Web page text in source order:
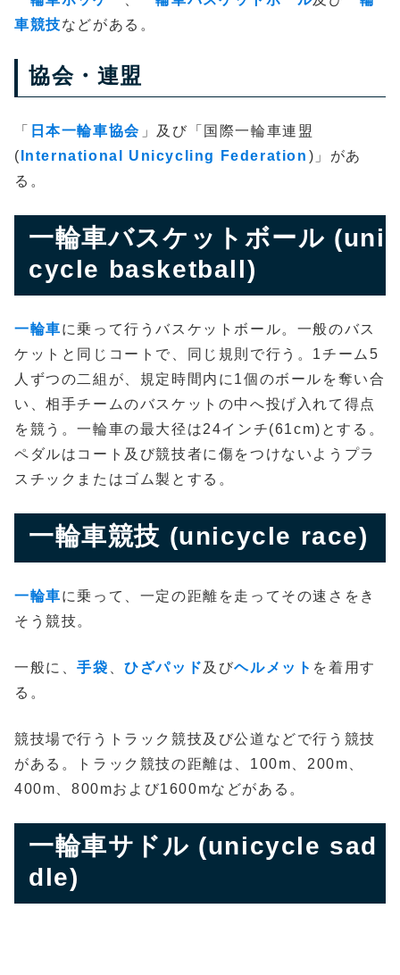
車競技などがある。
協会・連盟
「 日本一輪車協会 」及び「国際一輪車連盟
( International Unicycling Federation )」があ
る。
一輪車バスケットボール (uni
cycle basketball)
一輪車に乗って行うバスケットボール。一般のバス
ケットと同じコートで、同じ規則で行う。1チーム5
人ずつの二組が、規定時間内に1個のボールを奪い合
い、相手チームのバスケットの中へ投げ入れて得点
を競う。一輪車の最大径は24インチ(61cm)とする。
ペダルはコート及び競技者に傷をつけないようプラ
スチックまたはゴム製とする。
一輪車競技 (unicycle race)
一輪車に乗って、一定の距離を走ってその速さをき
そう競技。
一般に、手袋 、ひざパッド 及びヘルメット を着用す
る。
競技場で行うトラック競技及び公道などで行う競技
がある。トラック競技の距離は、100m、200m、
400m、800mおよび1600mなどがある。
一輪車サドル (unicycle sad
dle)